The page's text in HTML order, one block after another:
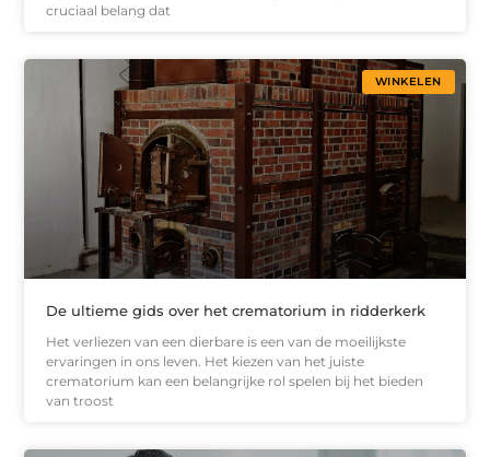
cruciaal belang dat
WINKELEN
De ultieme gids over het crematorium in ridderkerk
Het verliezen van een dierbare is een van de moeilijkste
ervaringen in ons leven. Het kiezen van het juiste
crematorium kan een belangrijke rol spelen bij het bieden
van troost